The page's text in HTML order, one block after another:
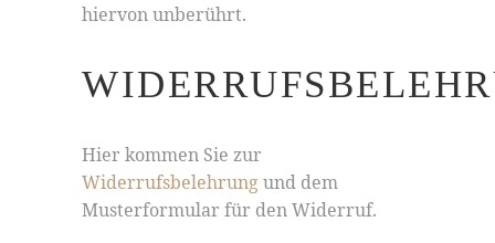
hiervon unberührt.
Hier kommen Sie zur
Widerrufsbelehrungund dem
Musterformular für den Widerruf.